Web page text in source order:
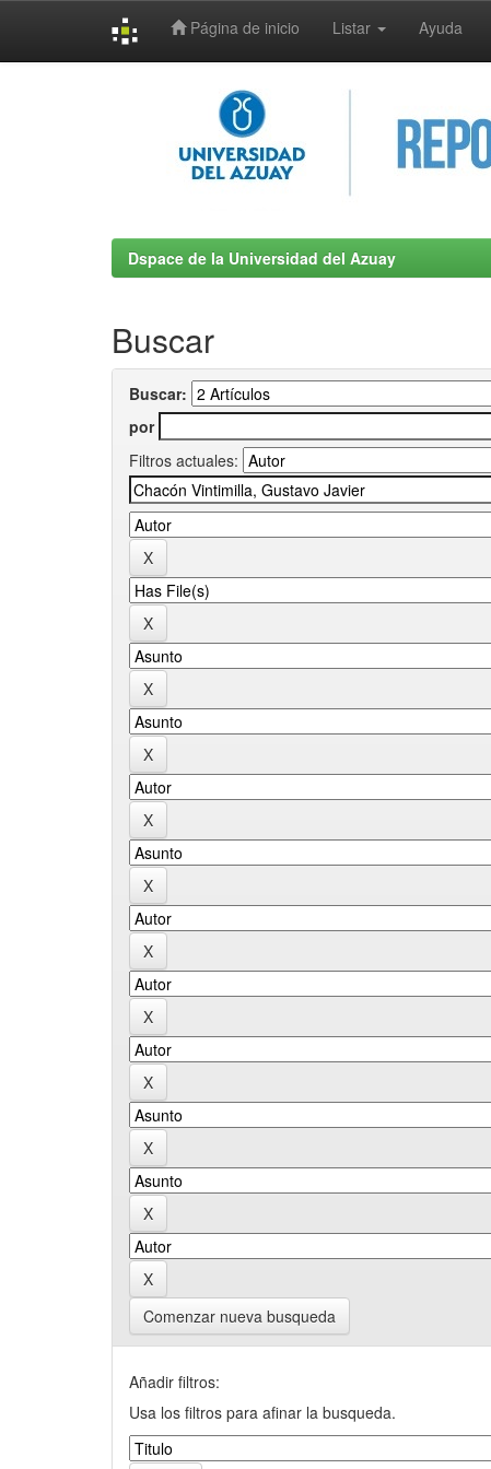
Página de inicio Listar Ayuda
Dspace de la Universidad del Azuay
Buscar
Buscar:
por
Filtros actuales:
Comenzar nueva busqueda
Añadir filtros:
Usa los filtros para afinar la busqueda.